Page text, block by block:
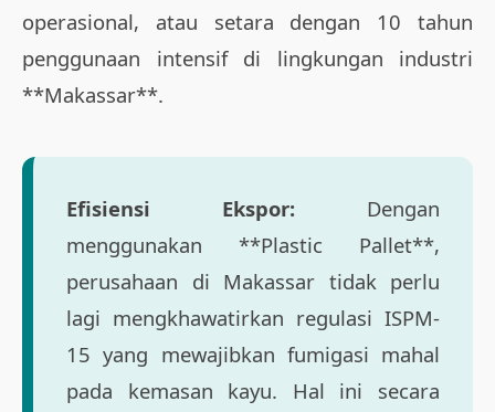
operasional, atau setara dengan 10 tahun
penggunaan intensif di lingkungan industri
**Makassar**.
Efisiensi Ekspor: Dengan
menggunakan **Plastic Pallet**,
perusahaan di Makassar tidak perlu
lagi mengkhawatirkan regulasi ISPM-
15 yang mewajibkan fumigasi mahal
pada kemasan kayu. Hal ini secara